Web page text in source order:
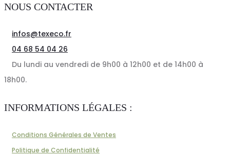
la
produit
NOUS CONTACTER
infos@texeco.fr
04 68 54 04 26
Du lundi au vendredi de 9h00 à 12h00 et de 14h00 à
18h00.
INFORMATIONS LÉGALES :
Conditions Générales de Ventes
Politique de Confidentialité